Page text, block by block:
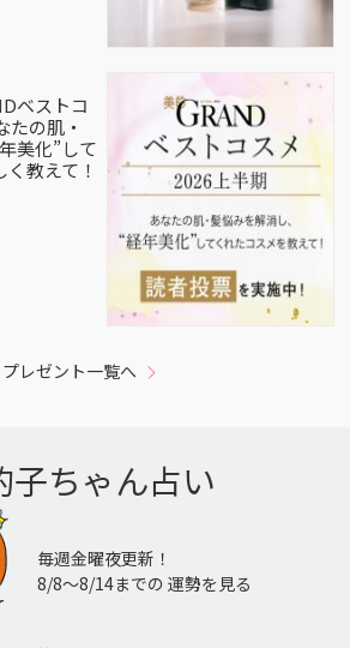
ベストコ
たの肌・
美化”して
教えて！
プレゼント一覧へ
子ちゃん占い
毎週金曜夜更新！
8/8〜8/14までの 運勢を見る